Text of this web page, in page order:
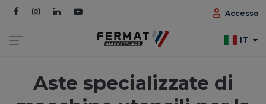
Accesso
IT
Aste specializzate di